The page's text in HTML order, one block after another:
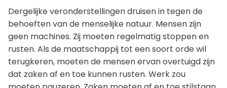
Dergelijke veronderstellingen druisen in tegen de
behoeften van de menselijke natuur. Mensen zijn
geen machines. Zij moeten regelmatig stoppen en
rusten. Als de maatschappij tot een soort orde wil
terugkeren, moeten de mensen ervan overtuigd zijn
dat zaken af en toe kunnen rusten. Werk zou